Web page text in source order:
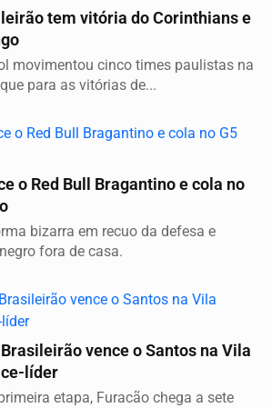
tem vitória do Corinthians e
movimentou cinco times paulistas na
para as vitórias de...
o Red Bull Bragantino e cola no
bizarra em recuo da defesa e
fora de casa.
vence o Santos na Vila
líder
etapa, Furacão chega a sete